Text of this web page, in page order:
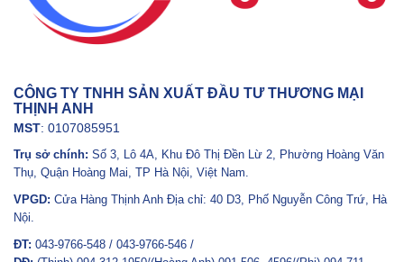
CÔNG TY TNHH SẢN XUẤT ĐẦU TƯ THƯƠNG MẠI
THỊNH ANH
MST: 0107085951
Trụ sở chính: Số 3, Lô 4A, Khu Đô Thị Đền Lừ 2, Phường Hoàng Văn
Thụ, Quận Hoàng Mai, TP Hà Nội, Việt Nam.
VPGD: Cửa Hàng Thịnh Anh Địa chỉ: 40 D3, Phố Nguyễn Công Trứ, Hà
Nội.
ĐT: 043-9766-548 / 043-9766-546 /